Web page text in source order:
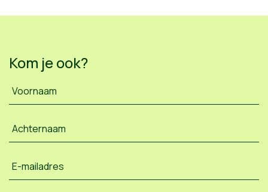
Kom je ook?
Voornaam
Achternaam
E-mailadres